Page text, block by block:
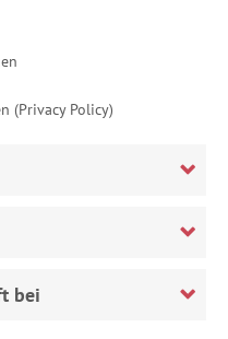
(Privacy Policy)
bei